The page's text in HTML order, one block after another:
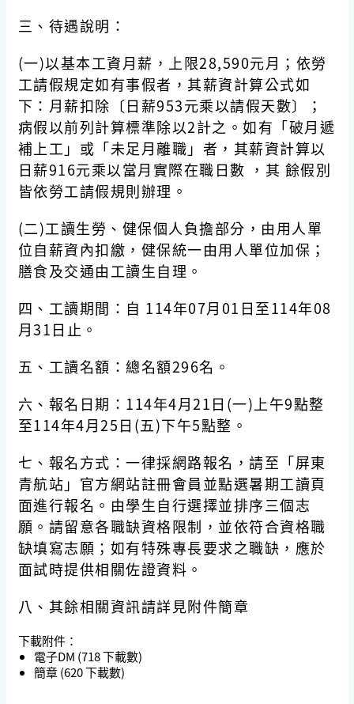
三、待遇說明：
(一)以基本工資月薪，上限28,590元月；依勞
工請假規定如有事假者，其薪資計算公式如
下：月薪扣除〔日薪953元乘以請假天數〕；
病假以前列計算標準除以2計之。如有「破月遞
補上工」或「未足月離職」者，其薪資計算以
日薪916元乘以當月實際在職日數 ，其 餘假別
皆依勞工請假規則辦理。
(二)工讀生勞、健保個人負擔部分，由用人單
位自薪資內扣繳，健保統一由用人單位加保；
膳食及交通由工讀生自理。
四、工讀期間：自 114年07月01日至114年08
月31日止。
五、工讀名額：總名額296名。
六、報名日期：114年4月21日(一)上午9點整
至114年4月25日(五)下午5點整。
七、報名方式：一律採網路報名，請至「屏東
青航站」官方網站註冊會員並點選暑期工讀頁
面進行報名。由學生自行選擇並排序三個志
願。請留意各職缺資格限制，並依符合資格職
缺填寫志願；如有特殊專長要求之職缺，應於
面試時提供相關佐證資料。
八、其餘相關資訊請詳見附件簡章
下載附件：
電子DM (718 下載數)
簡章 (620 下載數)